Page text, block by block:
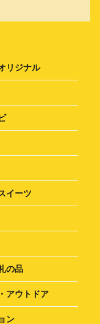
リジナル
イーツ
の品
アウトドア
ン